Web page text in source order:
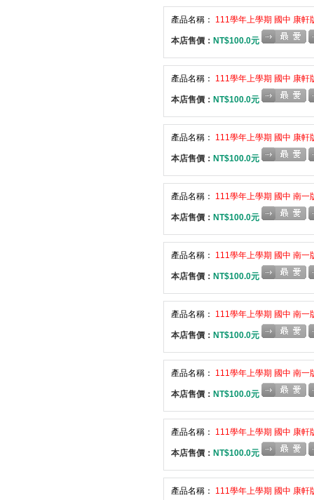
產品名稱： 111學年上學期 國中 康
本店售價： NT$100.0元
產品名稱： 111學年上學期 國中 康
本店售價： NT$100.0元
產品名稱： 111學年上學期 國中 康
本店售價： NT$100.0元
產品名稱： 111學年上學期 國中 南
本店售價： NT$100.0元
產品名稱： 111學年上學期 國中 南
本店售價： NT$100.0元
產品名稱： 111學年上學期 國中 南
本店售價： NT$100.0元
產品名稱： 111學年上學期 國中 南
本店售價： NT$100.0元
產品名稱： 111學年上學期 國中 康
本店售價： NT$100.0元
產品名稱： 111學年上學期 國中 康